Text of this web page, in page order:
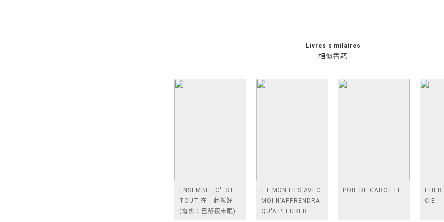
相似書籍
Livres similaires
ENSEMBLE,C'EST
TOUT 在一起就好
(電影：巴黎夜未眠)
ET MON FILS AVEC
MOI N'APPRENDRA
QU'A PLEURER
POIL DE CAROTTE
CIE